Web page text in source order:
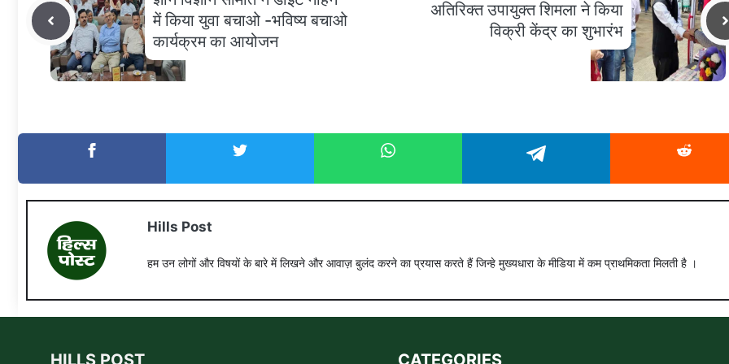
में किया युवा बचाओ -भविष्य बचाओ
कार्यक्रम का आयोजन
अतिरिक्त उपायुक्त शिमला ने किया
विक्री केंद्र का शुभारंभ
Hills Post
हम उन लोगों और विषयों के बारे में लिखने और आवाज़ बुलंद करने का प्रयास करते हैं जिन्हे मुख्यधारा के मीडिया में कम प्राथमिकता मिलती है ।